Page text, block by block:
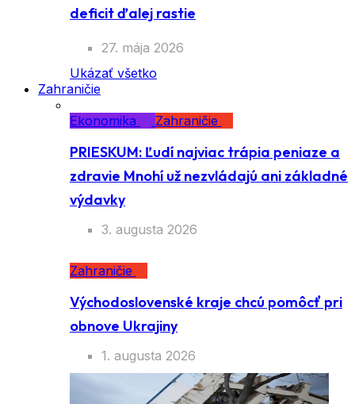
deficit ďalej rastie
27. mája 2026
Ukázať všetko
Zahraničie
Ekonomika
Zahraničie
PRIESKUM: Ľudí najviac trápia peniaze a
zdravie Mnohí už nezvládajú ani základné
výdavky
3. augusta 2026
Zahraničie
Východoslovenské kraje chcú pomôcť pri
obnove Ukrajiny
1. augusta 2026